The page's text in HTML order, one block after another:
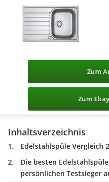
Zum
Zum
Inhaltsverzeichnis
Edelstahlspüle Vergleich
Die besten
persönlichen Testsieger